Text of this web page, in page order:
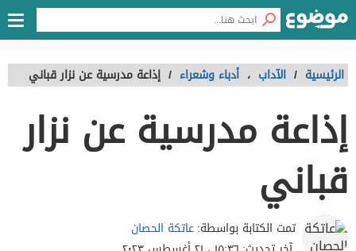
الرئيسية / الآداب ، أدباء وشعراء / إذاعة مدرسية عن نزار قباني
إذاعة مدرسية عن نزار
قباني
تمت الكتابة بواسطة:عاتكة الحصان